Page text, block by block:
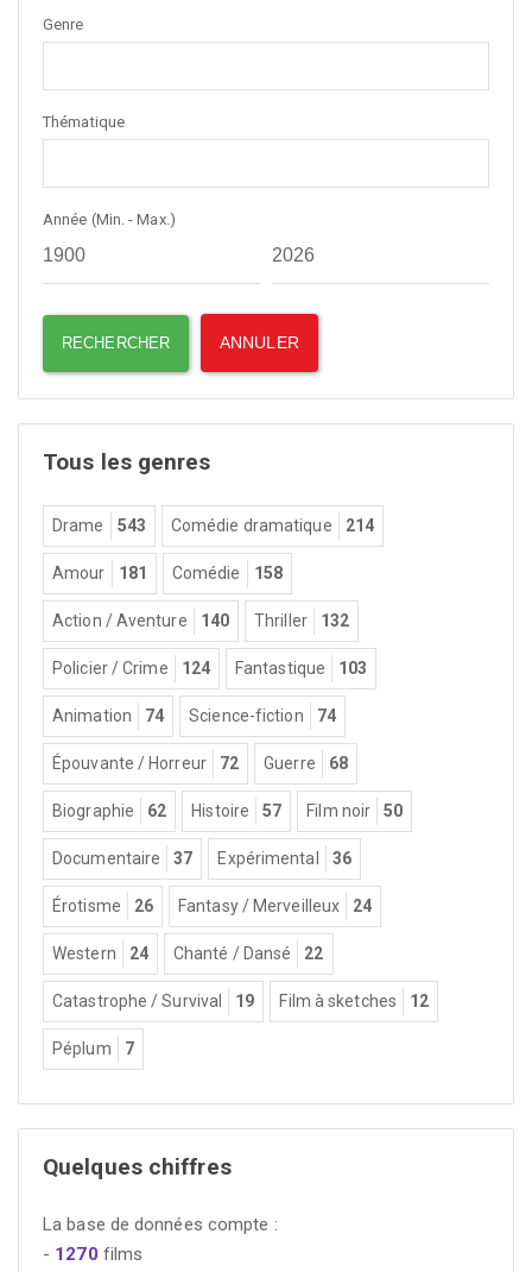
Genre
Thématique
Année (Min. - Max.)
Tous les genres
Drame 543 Comédie dramatique 214
Amour 181 Comédie 158
Action / Aventure 140 Thriller 132
Policier / Crime 124 Fantastique 103
Animation 74 Science-fiction 74
Épouvante / Horreur 72 Guerre 68
Biographie 62 Histoire 57 Film noir 50
Documentaire 37 Expérimental 36
Érotisme 26 Fantasy / Merveilleux 24
Western 24 Chanté / Dansé 22
Catastrophe / Survival 19 Film à sketches 12
Péplum 7
Quelques chiffres
La base de données compte :
- 1270 films